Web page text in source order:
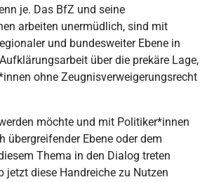
je. Das BfZ und seine
arbeiten unermüdlich, sind mit
und bundesweiter Ebene in
über die prekäre Lage,
ohne Zeugnisverweigerungsrecht
möchte und mit Politiker*innen
übergreifender Ebene oder dem
Thema in den Dialog treten
jetzt diese Handreiche zu Nutzen